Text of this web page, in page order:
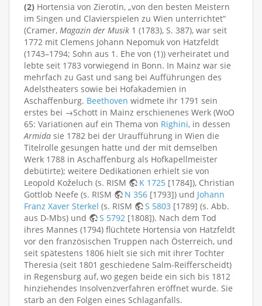
(2) Hortensia von Zierotin, „von den besten Meistern
im Singen und Clavierspielen zu Wien unterrichtet“
(Cramer, Magazin der Musik 1 (1783), S. 387), war seit
1772 mit Clemens Johann Nepomuk von Hatzfeldt
(1743–1794; Sohn aus 1. Ehe von (1)) verheiratet und
lebte seit 1783 vorwiegend in Bonn. In Mainz war sie
mehrfach zu Gast und sang bei Aufführungen des
Adelstheaters sowie bei Hofakademien in
Aschaffenburg. Beethoven widmete ihr 1791 sein
erstes bei →Schott in Mainz erschienenes Werk (WoO
65: Variationen auf ein Thema von Righini, in dessen
Armida sie 1782 bei der Uraufführung in Wien die
Titelrolle gesungen hatte und der mit demselben
Werk 1788 in Aschaffenburg als Hofkapellmeister
debütirte); weitere Dedikationen erhielt sie von
Leopold Koželuch (s. RISM
K 1725 [1784]), Christian
Gottlob Neefe (s. RISM
N 356 [1793]) und Johann
Franz Xaver Sterkel (s. RISM S 5803 [1789] (s. Abb.
aus D-Mbs) und
S 5792 [1808]). Nach dem Tod
ihres Mannes (1794) flüchtete Hortensia von Hatzfeldt
vor den französischen Truppen nach Österreich, und
seit spätestens 1806 hielt sie sich mit ihrer Tochter
Theresia (seit 1801 geschiedene Salm-Reifferscheidt)
in Regensburg auf, wo gegen beide ein sich bis 1812
hinziehendes Insolvenzverfahren eröffnet wurde. Sie
starb an den Folgen eines Schlaganfalls.